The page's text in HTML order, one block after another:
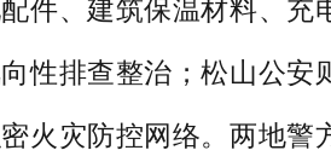
件、建筑保温材料、充
性排查整治；松山公安
火灾防控网络。两地